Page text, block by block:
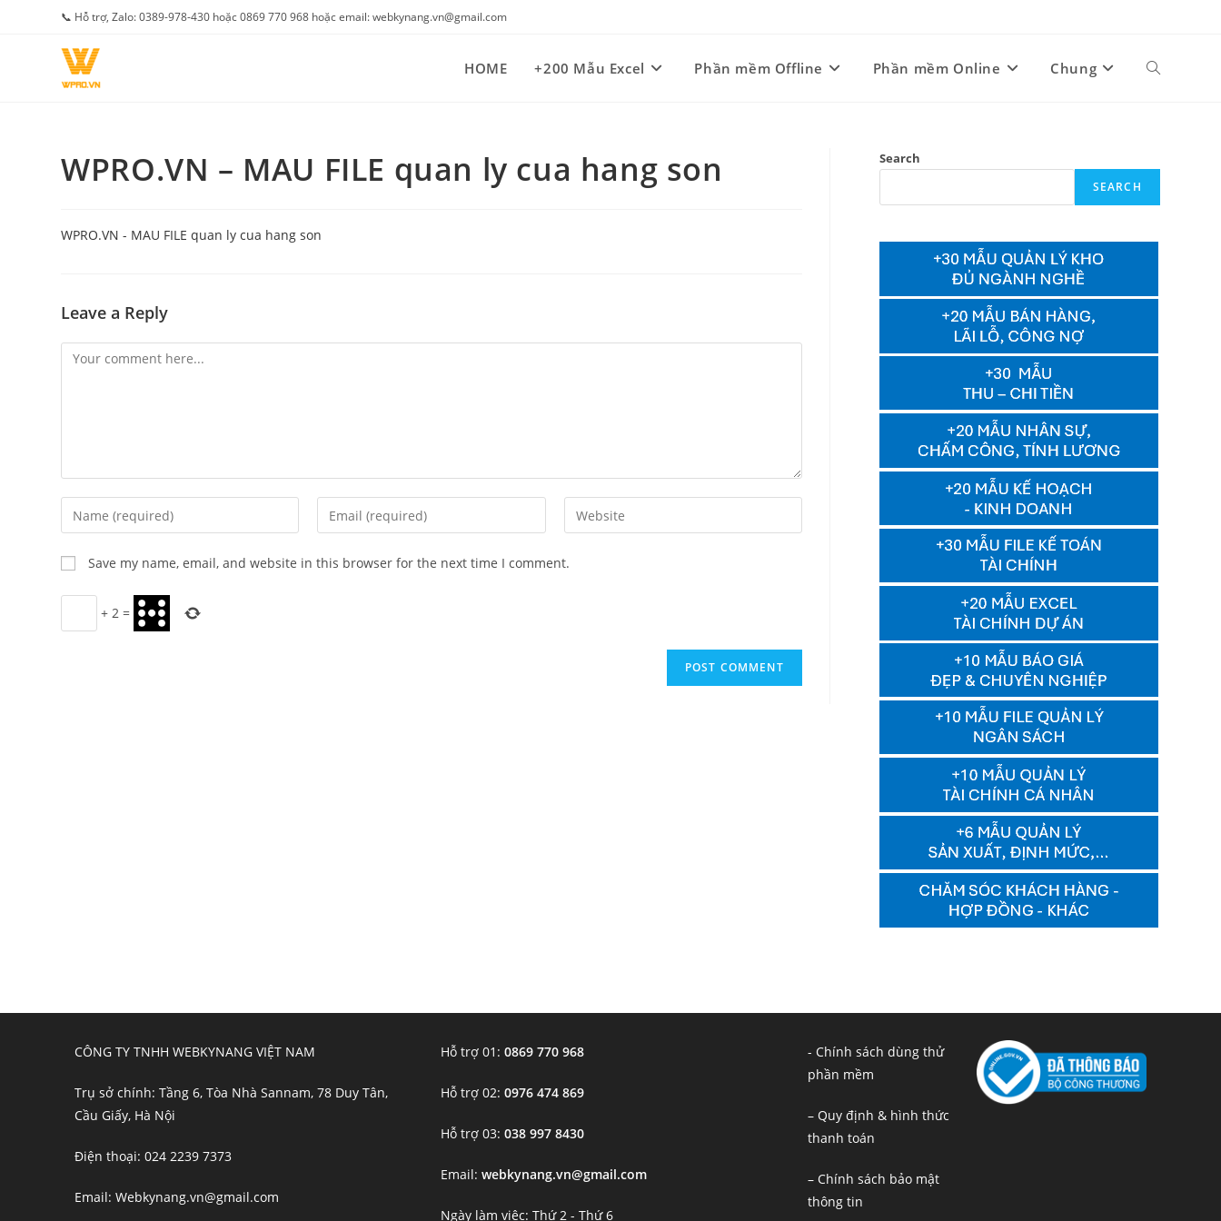
📞 Hỗ trợ, Zalo: 0389-978-430 hoặc 0869 770 968 hoặc email: webkynang.vn@gmail.com
HOME +200 Mẫu Excel Phần mềm Offline Phần mềm Online Chung Toggle
search
WPRO.VN – MAU FILE quan ly cua hang son
WPRO.VN - MAU FILE quan ly cua hang son
Leave a Reply
Comment
Enter
your
name
or
username
Enter
your
Enter
your
Save my name, email, and website in this browser for the next time I comment.
+2 =
Search
SEARCH
CÔNG TY TNHH WEBKYNANG VIỆT NAM
Trụ sở chính: Tầng 6, Tòa Nhà Sannam, 78 Duy Tân,
Cầu Giấy, Hà Nội
Điện thoại: 024 2239 7373
Email: Webkynang.vn@gmail.com
Hỗ trợ 01:0869 770 968
Hỗ trợ 02:0976 474 869
Hỗ trợ 03:038 997 8430
Email:webkynang.vn@gmail.com
Ngày làm việc: Thứ 2 - Thứ 6
- Chính sách dùng thử
phần mềm
– Quy định & hình thức
thanh toán
– Chính sách bảo mật
thông tin